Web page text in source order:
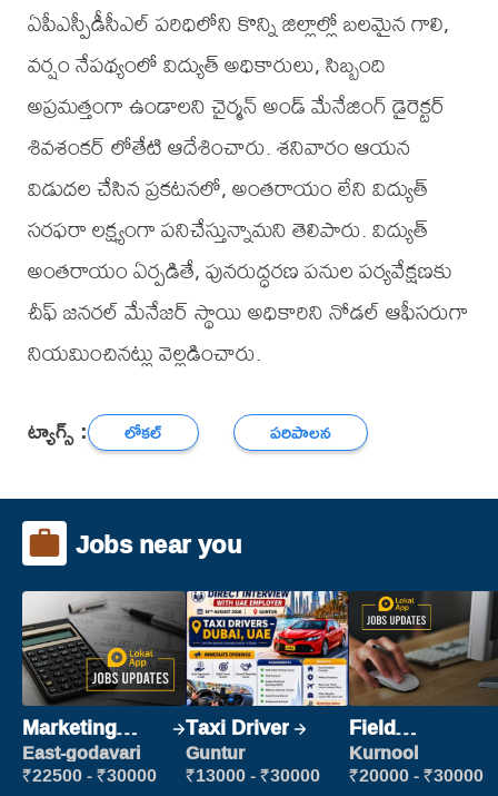
ఏపీఎస్పీడీసీఎల్ పరిధిలోని కొన్ని జిల్లాల్లో బలమైన గాలి,
వర్షం నేపథ్యంలో విద్యుత్ అధికారులు, సిబ్బంది
అప్రమత్తంగా ఉండాలని చైర్మన్ అండ్ మేనేజింగ్ డైరెక్టర్
శివశంకర్ లోతేటి ఆదేశించారు. శనివారం ఆయన
విడుదల చేసిన ప్రకటనలో, అంతరాయం లేని విద్యుత్
సరఫరా లక్ష్యంగా పనిచేస్తున్నామని తెలిపారు. విద్యుత్
అంతరాయం ఏర్పడితే, పునరుద్ధరణ పనుల పర్యవేక్షణకు
చీఫ్ జనరల్ మేనేజర్ స్థాయి అధికారిని నోడల్ ఆఫీసరుగా
నియమించినట్లు వెల్లడించారు.
ట్యాగ్స్ : లోకల్ పరిపాలన
Jobs near you
Marketing
Executive
East-godavari
₹22500 - ₹30000
Taxi Driver
Guntur
₹13000 - ₹30000
Field
Marketing
Executive
Kurnool
₹20000 - ₹30000